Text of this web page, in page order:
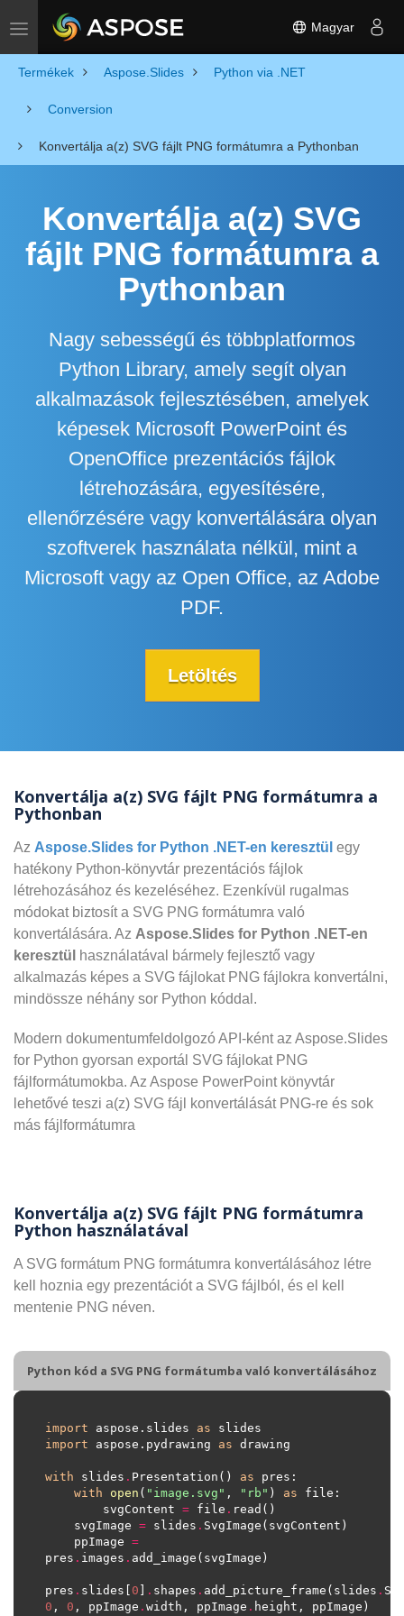
Toggle navigation Magyar
Termékek Aspose.Slides Python via .NET
Conversion
Konvertálja a(z) SVG fájlt PNG formátumra a Pythonban
Konvertálja a(z) SVG
fájlt PNG formátumra a
Pythonban
Nagy sebességű és többplatformos
Python Library, amely segít olyan
alkalmazások fejlesztésében, amelyek
képesek Microsoft PowerPoint és
OpenOffice prezentációs fájlok
létrehozására, egyesítésére,
ellenőrzésére vagy konvertálására olyan
szoftverek használata nélkül, mint a
Microsoft vagy az Open Office, az Adobe
PDF.
Letöltés
Konvertálja a(z) SVG fájlt PNG formátumra a
Pythonban
Az Aspose.Slides for Python .NET-en keresztül egy
hatékony Python-könyvtár prezentációs fájlok
létrehozásához és kezeléséhez. Ezenkívül rugalmas
módokat biztosít a SVG PNG formátumra való
konvertálására. Az Aspose.Slides for Python .NET-en
keresztül
használatával bármely fejlesztő vagy
alkalmazás képes a SVG fájlokat PNG fájlokra konvertálni,
mindössze néhány sor Python kóddal.
Modern dokumentumfeldolgozó API-ként az Aspose.Slides
for Python gyorsan exportál SVG fájlokat PNG
fájlformátumokba. Az Aspose PowerPoint könyvtár
lehetővé teszi a(z) SVG fájl konvertálását PNG-re és sok
más fájlformátumra
Konvertálja a(z) SVG fájlt PNG formátumra
Python használatával
A SVG formátum PNG formátumra konvertálásához létre
kell hoznia egy prezentációt a SVG fájlból, és el kell
mentenie PNG néven.
Python kód a SVG PNG formátumba való konvertálásához
import aspose.slides as
import aspose.pydrawing as
with slides . Presentation() as
with
open ( "image.svg" , "rb" ) as
        svgContent
= file .
    svgImage
= slides .
    ppImage
=
pres . images .
pres . slides[ 0 . shapes . add_picture_frame(slides .
0 , 0 , ppImage . width, ppImage .